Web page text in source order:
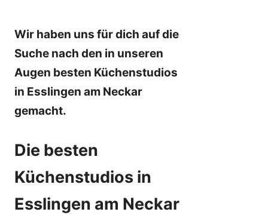
Wir haben uns für dich auf die
Suche nach den in unseren
Augen besten Küchenstudios
in Esslingen am Neckar
gemacht.
Die besten
Küchenstudios in
Esslingen am Neckar